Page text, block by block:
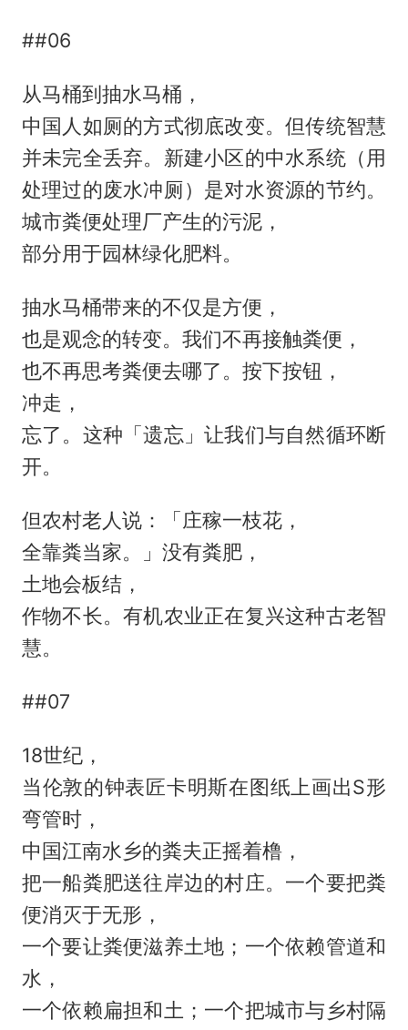
##06
从马桶到抽水马桶，
中国人如厕的方式彻底改变。但传统智慧
并未完全丢弃。新建小区的中水系统（用
处理过的废水冲厕）是对水资源的节约。
城市粪便处理厂产生的污泥，
部分用于园林绿化肥料。
抽水马桶带来的不仅是方便，
也是观念的转变。我们不再接触粪便，
也不再思考粪便去哪了。按下按钮，
冲走，
忘了。这种「遗忘」让我们与自然循环断
开。
但农村老人说：「庄稼一枝花，
全靠粪当家。」没有粪肥，
土地会板结，
作物不长。有机农业正在复兴这种古老智
慧。
##07
18世纪，
当伦敦的钟表匠卡明斯在图纸上画出S形
弯管时，
中国江南水乡的粪夫正摇着橹，
把一船粪肥送往岸边的村庄。一个要把粪
便消灭于无形，
一个要让粪便滋养土地；一个依赖管道和
水，
一个依赖扁担和土；一个把城市与乡村隔